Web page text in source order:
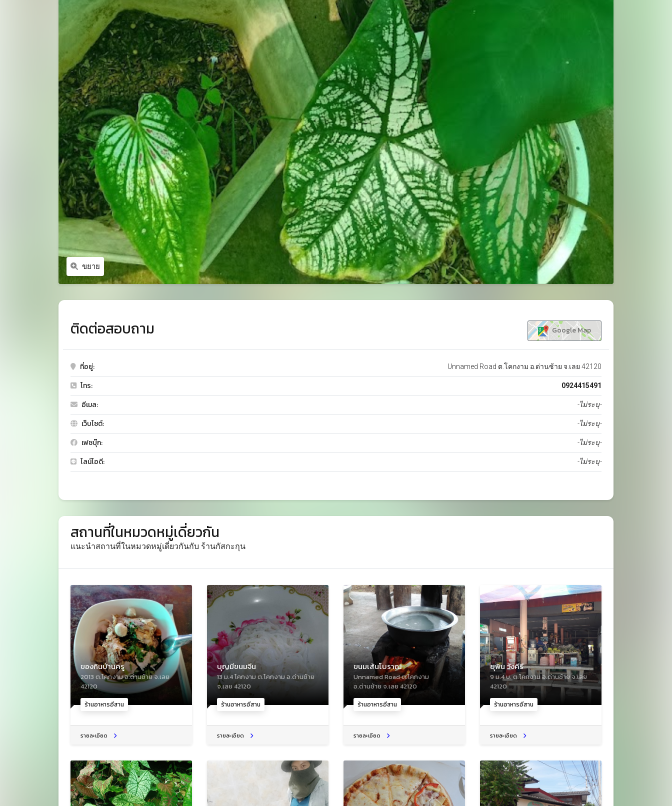
ขยาย
ติดต่อสอบถาม Google Map
ที่อยู่: Unnamed Road ต.โคกงาม อ.ด่านซ้าย จ.เลย 42120
โทร: 0924415491
อีเมล: -ไม่ระบุ-
เว็บไซต์: -ไม่ระบุ-
เฟซบุ๊ก: -ไม่ระบุ-
ไลน์ไอดี: -ไม่ระบุ-
สถานที่ในหมวดหมู่เดี่ยวกัน
แนะนำสถานที่ในหมวดหมู่เดี่ยวกันกับ ร้านกัสกะกุน
ร้านอาหารอีสาน
ของกินบ้านครู
2013 ต.โคกงาม อ.ด่านซ้าย จ.เลย
42120
รายละเอียด
ร้านอาหารอีสาน
บุญมีขนมจีน
13 ม.4 โคกงาม ต.โคกงาม อ.ด่านซ้าย
จ.เลย 42120
รายละเอียด
ร้านอาหารอีสาน
ขนมเส้นโบราณ
Unnamed Road ต.โคกงาม
อ.ด่านซ้าย จ.เลย 42120
รายละเอียด
ร้านอาหารอีสาน
ยุพิน วังคีรี
9 ม.4 บ. ต.โคกงาม อ.ด่านซ้าย จ.เลย
42120
รายละเอียด